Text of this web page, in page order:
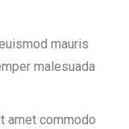
mauris
malesuada
amet commodo